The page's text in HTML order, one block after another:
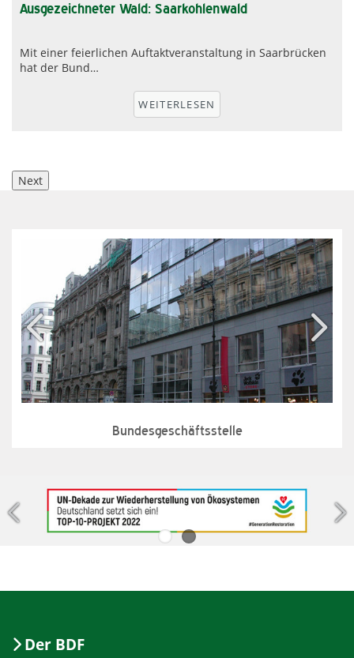
Ausgezeichneter Wald: Saarkohlenwald
Mit einer feierlichen Auftaktveranstaltung in Saarbrücken
hat der Bund…
WEITERLESEN
Next
Bundesgeschäftsstelle
Jetzt handeln!
Der BDF